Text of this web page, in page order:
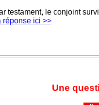
testament, le conjoint
réponse ici >>
Une